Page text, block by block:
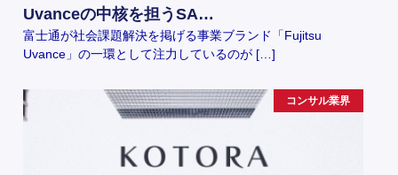
Uvanceの中核を担うSA…
富士通が社会課題解決を掲げる事業ブランド「Fujitsu
Uvance」の一環として注力しているのが […]
コンサル業界